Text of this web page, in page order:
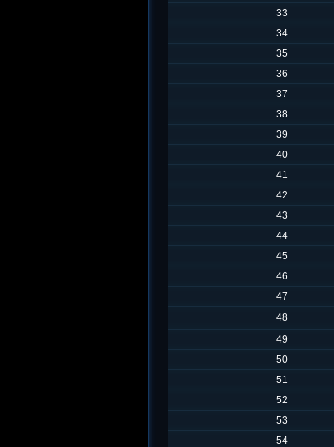
33
34
35
36
37
38
39
40
41
42
43
44
45
46
47
48
49
50
51
52
53
54